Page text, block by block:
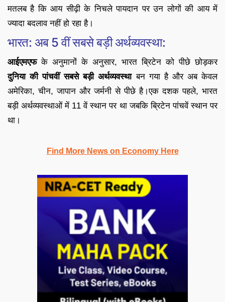
मतलब है कि आय सीढ़ी के निचले पायदान पर उन लोगों की आय में
ज्यादा बदलाव नहीं हो रहा है।
भारत: अब 5 वीं सबसे बड़ी अर्थव्यवस्था:
आईएमएफके अनुमानों के अनुसार, भारत ब्रिटेन को पीछे छोड़कर
दुनिया की पांचवीं सबसे बड़ी अर्थव्यवस्थाबन गया है और अब केवल
अमेरिका, चीन, जापान और जर्मनी से पीछे है।एक दशक पहले, भारत
बड़ी अर्थव्यवस्थाओं में 11 वें स्थान पर था जबकि ब्रिटेन पांचवें स्थान पर
था।
Find More News on Economy Here